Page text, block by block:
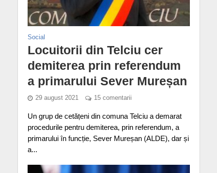
Social
Locuitorii din Telciu cer
demiterea prin referendum
a primarului Sever Mureșan
29 august 2021 15 comentarii
Un grup de cetățeni din comuna Telciu a demarat
procedurile pentru demiterea, prin referendum, a
primarului în funcție, Sever Mureșan (ALDE), dar și
a...